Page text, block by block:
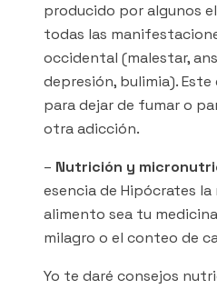
producido por algunos
todas las
occidental (malestar,
depresión, bulimia).
para dejar de fumar o
otra adicción.
– Nutrición y
esencia de Hipócrates la
alimento sea tu
milagro o el conteo de
Yo te daré consejos